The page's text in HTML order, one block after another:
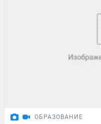
ОБРАЗОВАНИЕ